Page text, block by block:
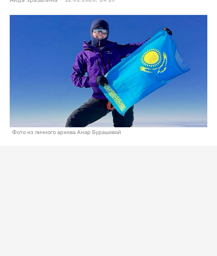
Фото из личного архива Анар Бурашевой